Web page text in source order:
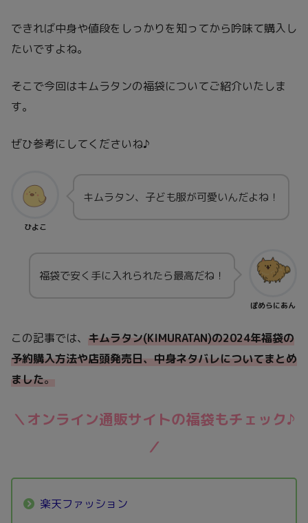
できれば中身や値段をしっかりを知ってから吟味て購入し
たいですよね。
そこで今回はキムラタンの福袋についてご紹介いたしま
す。
ぜひ参考にしてくださいね♪
ひよこ
キムラタン、子ども服が可愛いんだよね！
ぽめらにあん
福袋で安く手に入れられたら最高だね！
この記事では、 キムラタン(KIMURATAN)の2024年福袋の
予約購入方法や店頭発売日、中身ネタバレについてまとめ
ました。
＼オンライン通販サイトの福袋もチェック♪
／
楽天ファッション